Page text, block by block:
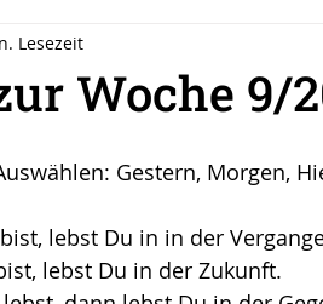
Chancen
Abheben Vertrauen
Woche 9/
Lesezeit
Gestern, Morgen,
lebst Du in in der
lebst Du in der Zukunft.